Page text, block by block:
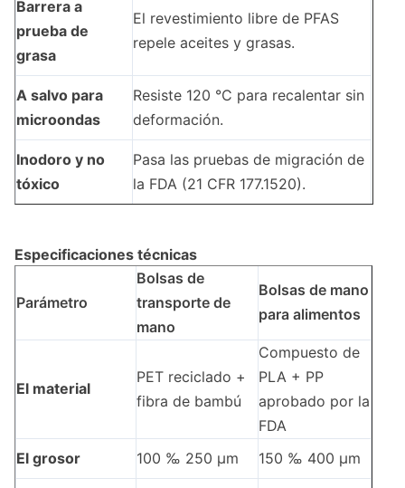
Barrera a
prueba de
grasa
El revestimiento libre de PFAS
repele aceites y grasas.
A salvo para
microondas
Resiste 120 °C para recalentar sin
deformación.
Inodoro y no
tóxico
Pasa las pruebas de migración de
la FDA (21 CFR 177.1520).
Especificaciones técnicas
Parámetro
Bolsas de
transporte de
mano
Bolsas de mano
para alimentos
El material
PET reciclado +
fibra de bambú
Compuesto de
PLA + PP
aprobado por la
FDA
El grosor
100 ‰ 250 μm 150 ‰ 400 μm